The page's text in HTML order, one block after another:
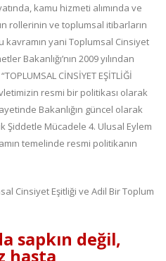
kamu hizmeti alımında ve
rollerinin ve toplumsal itibarların
kavramın yani Toplumsal Cinsiyet
Bakanlığı’nın 2009 yılından
CİNSİYET EŞİTLİĞİ
resmi bir politikası olarak
Bakanlığın güncel olarak
Şiddetle Mücadele 4. Ulusal Eylem
temelinde resmi politikanın
Cinsiyet Eşitliği ve Adil Bir Toplum
sapkın değil,
hasta